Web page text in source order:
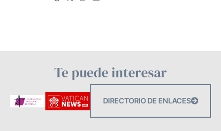
Te puede interesar
DIRECTORIO DE ENLACES